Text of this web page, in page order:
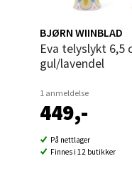
BJØRN WIINBLAD
Eva telyslykt 6,5 cm 2 stk
gul/lavendel
1 anmeldelse
449,-
På nettlager
Finnes i 12 butikker